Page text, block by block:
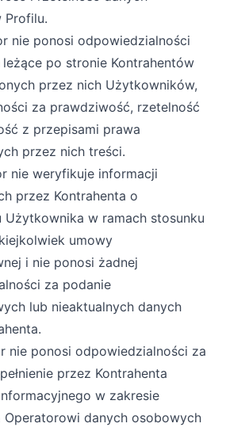
Profilu.
nie ponosi odpowiedzialności
leżące po stronie Kontrahentów
przez nich Użytkowników,
za prawdziwość, rzetelność
z przepisami prawa
przez nich treści.
nie weryfikuje informacji
przez Kontrahenta o
Użytkownika w ramach stosunku
umowy
i nie ponosi żadnej
za podanie
lub nieaktualnych danych
nie ponosi odpowiedzialności za
przez Kontrahenta
w zakresie
Operatorowi danych osobowych